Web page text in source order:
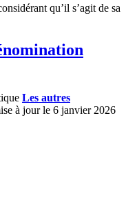
qu’il s’agit de sa
Les autres
à jour le 6 janvier 2026